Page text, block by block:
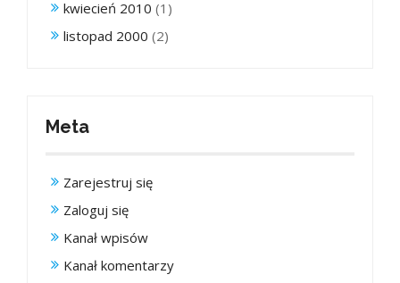
kwiecień 2010 (1)
listopad 2000 (2)
Meta
Zarejestruj się
Zaloguj się
Kanał wpisów
Kanał komentarzy